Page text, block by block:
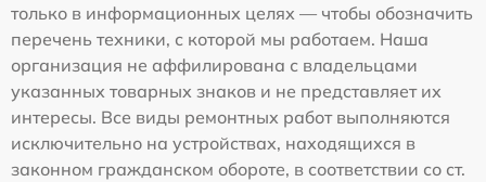
только в информационных целях — чтобы обозначить
перечень техники, с которой мы работаем. Наша
организация не аффилирована с владельцами
указанных товарных знаков и не представляет их
интересы. Все виды ремонтных работ выполняются
исключительно на устройствах, находящихся в
законном гражданском обороте, в соответствии со ст.